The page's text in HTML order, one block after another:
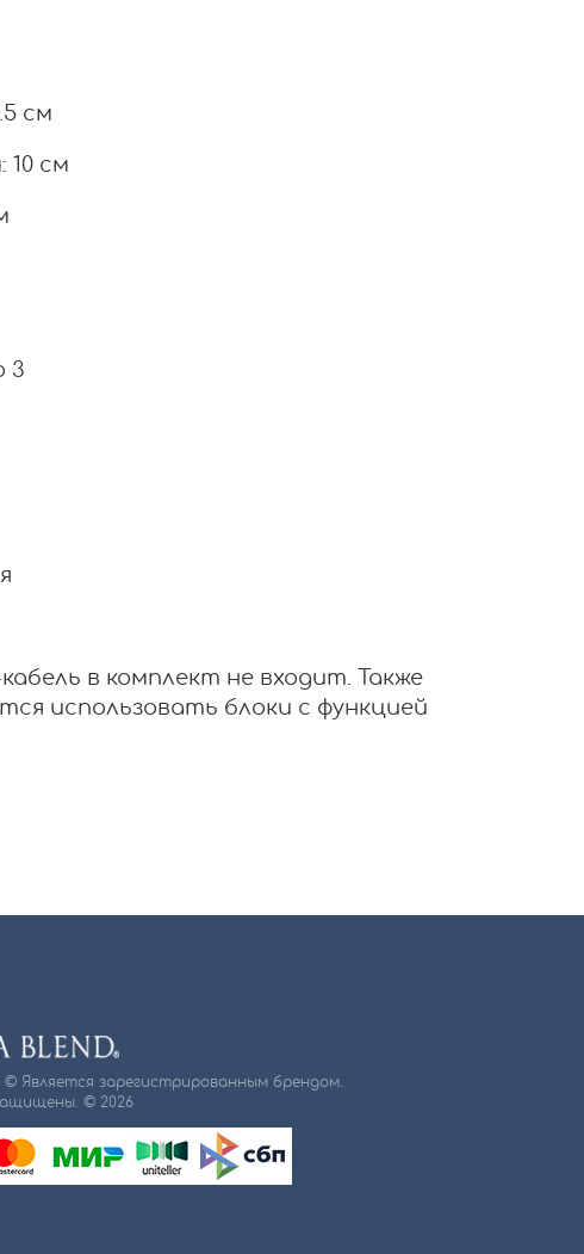
см
10 см
3
в комплект не входит. Также
использовать блоки с функцией
© Является зарегистрированным брендом.
© 2026